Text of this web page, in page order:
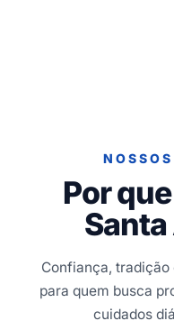
Por
Confiança,
para quem busca
cuidados